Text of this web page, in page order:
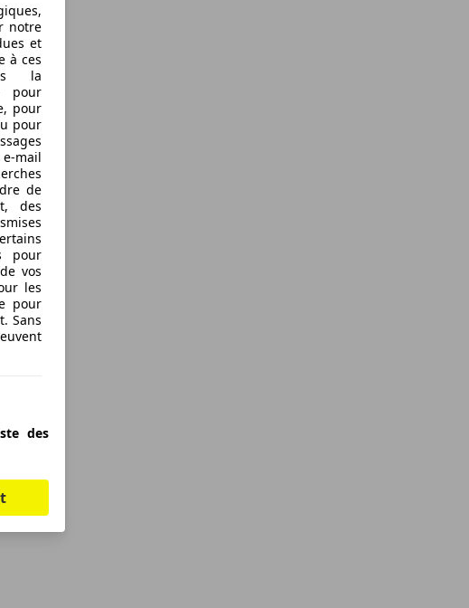
notre
et
à ces
la
pour
pour
pour
mail
de
des
pour
vos
les
pour
Sans
des